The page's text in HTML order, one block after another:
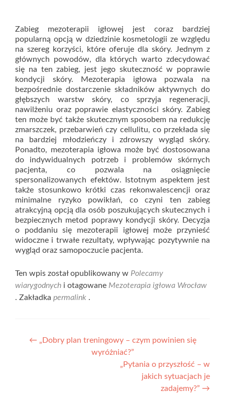
Zabieg mezoterapii igłowej jest coraz bardziej
popularną opcją w dziedzinie kosmetologii ze względu
na szereg korzyści, które oferuje dla skóry. Jednym z
głównych powodów, dla których warto zdecydować
się na ten zabieg, jest jego skuteczność w poprawie
kondycji skóry. Mezoterapia igłowa pozwala na
bezpośrednie dostarczenie składników aktywnych do
głębszych warstw skóry, co sprzyja regeneracji,
nawilżeniu oraz poprawie elastyczności skóry. Zabieg
ten może być także skutecznym sposobem na redukcję
zmarszczek, przebarwień czy cellulitu, co przekłada się
na bardziej młodzieńczy i zdrowszy wygląd skóry.
Ponadto, mezoterapia igłowa może być dostosowana
do indywidualnych potrzeb i problemów skórnych
pacjenta, co pozwala na osiągnięcie
spersonalizowanych efektów. Istotnym aspektem jest
także stosunkowo krótki czas rekonwalescencji oraz
minimalne ryzyko powikłań, co czyni ten zabieg
atrakcyjną opcją dla osób poszukujących skutecznych i
bezpiecznych metod poprawy kondycji skóry. Decyzja
o poddaniu się mezoterapii igłowej może przynieść
widoczne i trwałe rezultaty, wpływając pozytywnie na
wygląd oraz samopoczucie pacjenta.
Ten wpis został opublikowany w Polecamy
wiarygodnych i otagowane Mezoterapia igłowa Wrocław
. Zakładka permalink .
Nawigacja
← „Dobry plan treningowy – czym powinien się
wyróżniać?”
„Pytania o przyszłość – w
jakich sytuacjach je
zadajemy?” →